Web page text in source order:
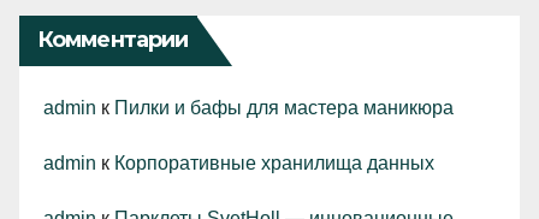
Комментарии
admin к Пилки и бафы для мастера маникюра
admin к Корпоративные хранилища данных